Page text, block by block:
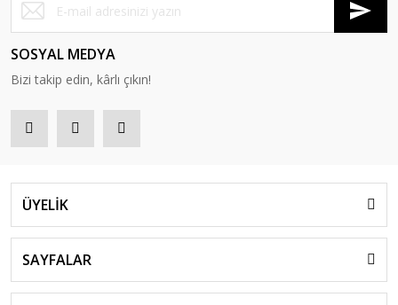
SOSYAL MEDYA
Bizi takip edin, kârlı çıkın!
ÜYELİK
SAYFALAR